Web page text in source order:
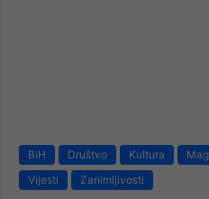
BiH Društvo Kultura
Vijesti
Zanimljivosti